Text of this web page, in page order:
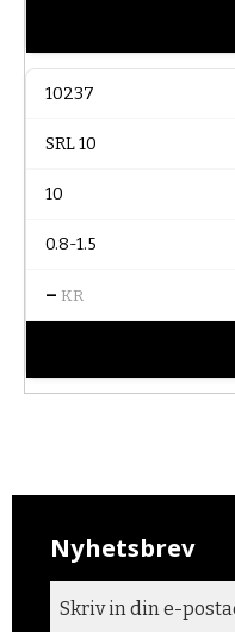
10237
SRL 10
10
0.8-1.5
– KR
Nyhetsbrev